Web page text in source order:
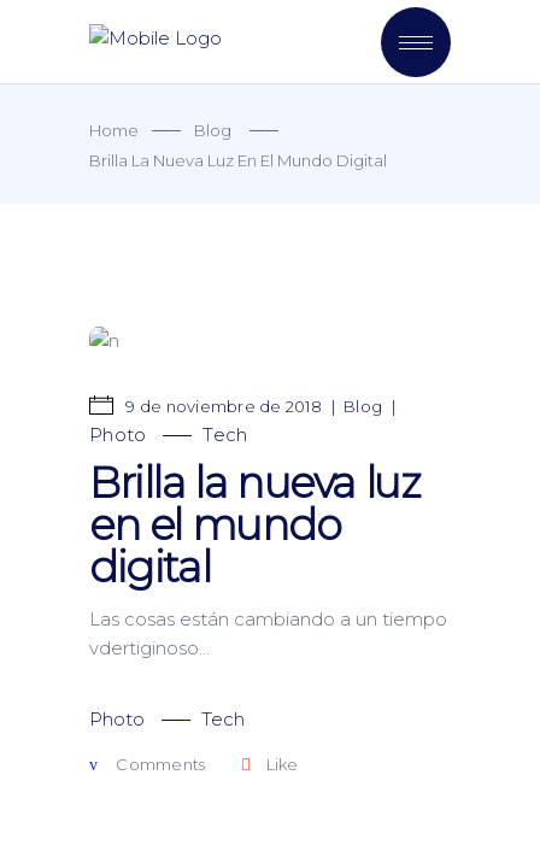
Home
Blog
Brilla La Nueva Luz En El Mundo Digital
9 de noviembre de 2018 Blog
Photo Tech
Brilla la nueva luz
en el mundo
digital
Las cosas están cambiando a un tiempo
vdertiginoso…
Photo Tech
Comments Like